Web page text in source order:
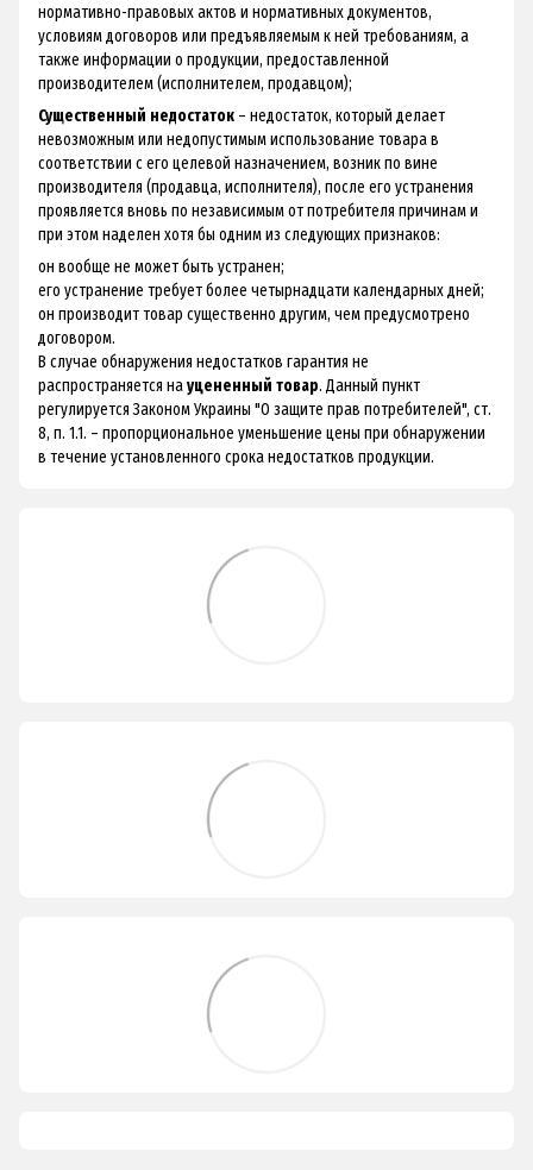
нормативно-правовых актов и нормативных документов,
условиям договоров или предъявляемым к ней требованиям, а
также информации о продукции, предоставленной
производителем (исполнителем, продавцом);
Существенный недостаток – недостаток, который делает
невозможным или недопустимым использование товара в
соответствии с его целевой назначением, возник по вине
производителя (продавца, исполнителя), после его устранения
проявляется вновь по независимым от потребителя причинам и
при этом наделен хотя бы одним из следующих признаков:
он вообще не может быть устранен;
его устранение требует более четырнадцати календарных дней;
он производит товар существенно другим, чем предусмотрено
договором.
В случае обнаружения недостатков гарантия не
распространяется науцененный товар. Данный пункт
регулируется Законом Украины "О защите прав потребителей", ст.
8, п. 1.1. – пропорциональное уменьшение цены при обнаружении
в течение установленного срока недостатков продукции.